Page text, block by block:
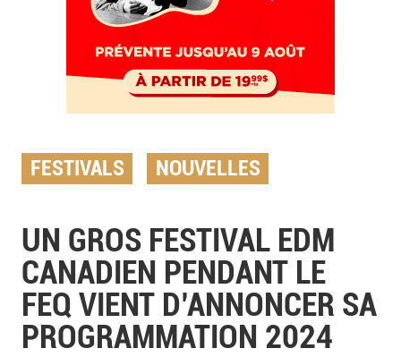
FESTIVALS NOUVELLES
UN GROS FESTIVAL EDM
CANADIEN PENDANT LE
FEQ VIENT D’ANNONCER SA
PROGRAMMATION 2024